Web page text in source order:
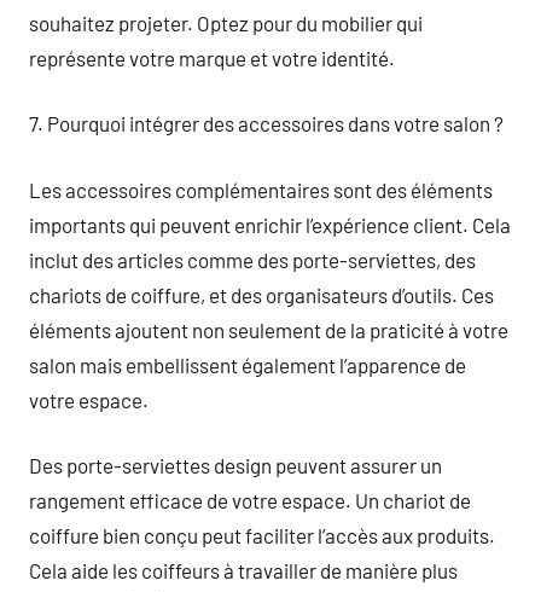
souhaitez projeter. Optez pour du mobilier qui
représente votre marque et votre identité.
7. Pourquoi intégrer des accessoires dans votre salon ?
Les accessoires complémentaires sont des éléments
importants qui peuvent enrichir l’expérience client. Cela
inclut des articles comme des porte-serviettes, des
chariots de coiffure, et des organisateurs d’outils. Ces
éléments ajoutent non seulement de la praticité à votre
salon mais embellissent également l’apparence de
votre espace.
Des porte-serviettes design peuvent assurer un
rangement efficace de votre espace. Un chariot de
coiffure bien conçu peut faciliter l’accès aux produits.
Cela aide les coiffeurs à travailler de manière plus